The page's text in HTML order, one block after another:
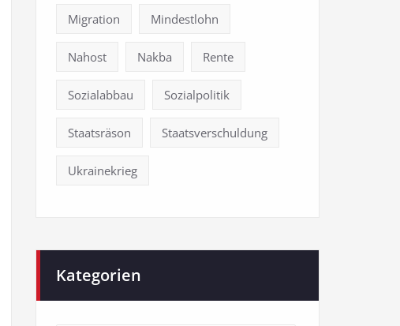
Migration Mindestlohn
Nahost Nakba Rente
Sozialabbau Sozialpolitik
Staatsräson Staatsverschuldung
Ukrainekrieg
Kategorien